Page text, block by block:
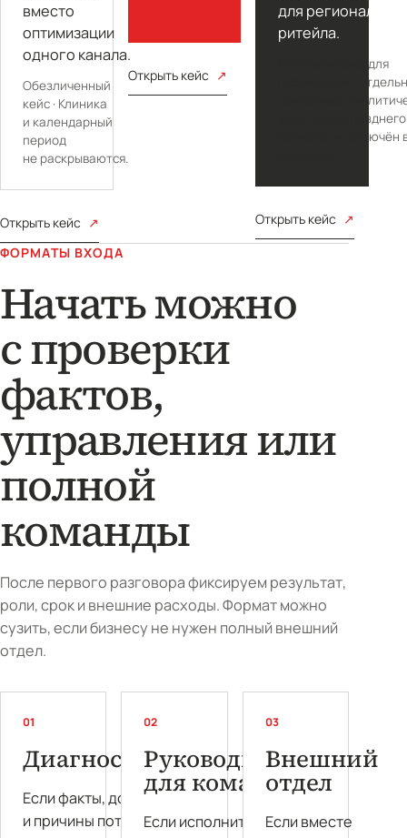
вместо
оптимизации
одного канала.
Обезличенный
кейс · Клиника
и календарный
период
не раскрываются.
Открыть кейс
Открыть кейс
для
ритейла.
Подтверждено для
публикации ·
тендерный
файл более позднего
периода не включён
Открыть кейс
ФОРМАТЫ ВХОДА
Начать можно
с проверки
фактов,
управления или
полной
команды
После первого разговора фиксируем результат,
роли, срок и внешние расходы. Формат можно
сузить, если бизнесу не нужен полный внешний
отдел.
01
Диагностика
Если факты, доступы
и причины потерь
02
Руководитель
для команды
Если исполнители уже
03
Внешний
отдел
Если вместе